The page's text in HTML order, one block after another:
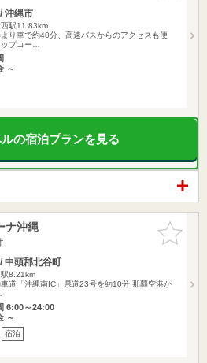
沖縄市
駅11.83km
り車で約40分、高速バスからのアクセスも便
プコー…
～
の宿泊プランを見る
お気に入
りに追加
ナ沖縄
中頭郡北谷町
8.21km
道「沖縄南IC」県道23号を約10分 那覇空港か
6:00～24:00
～
宿泊